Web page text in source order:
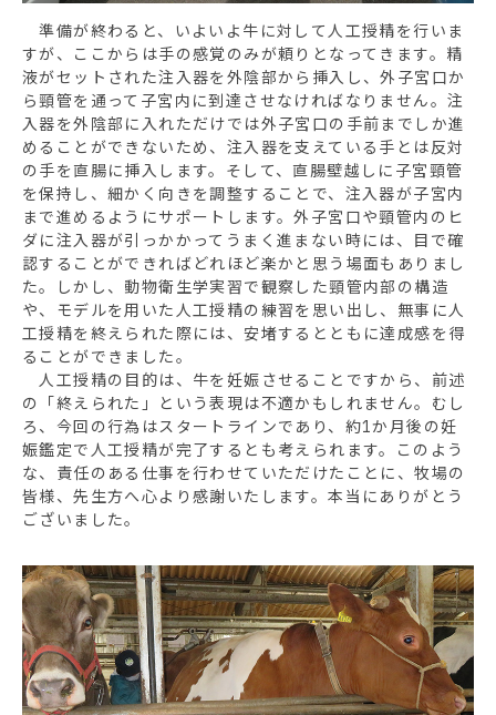
準備が終わると、いよいよ牛に対して人工授精を行いま
すが、ここからは手の感覚のみが頼りとなってきます。精
液がセットされた注入器を外陰部から挿入し、外子宮口か
ら頸管を通って子宮内に到達させなければなりません。注
入器を外陰部に入れただけでは外子宮口の手前までしか進
めることができないため、注入器を支えている手とは反対
の手を直腸に挿入します。そして、直腸壁越しに子宮頸管
を保持し、細かく向きを調整することで、注入器が子宮内
まで進めるようにサポートします。外子宮口や頸管内のヒ
ダに注入器が引っかかってうまく進まない時には、目で確
認することができればどれほど楽かと思う場面もありまし
た。しかし、動物衛生学実習で観察した頸管内部の構造
や、モデルを用いた人工授精の練習を思い出し、無事に人
工授精を終えられた際には、安堵するとともに達成感を得
ることができました。
人工授精の目的は、牛を妊娠させることですから、前述
の「終えられた」という表現は不適かもしれません。むし
ろ、今回の行為はスタートラインであり、約1か月後の妊
娠鑑定で人工授精が完了するとも考えられます。このよう
な、責任のある仕事を行わせていただけたことに、牧場の
皆様、先生方へ心より感謝いたします。本当にありがとう
ございました。